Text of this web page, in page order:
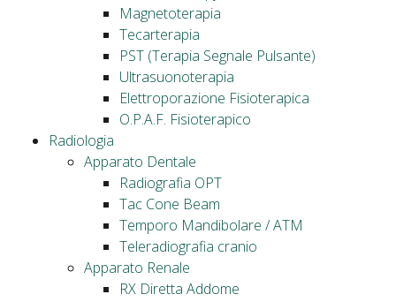
Magnetoterapia
Tecarterapia
PST (Terapia Segnale Pulsante)
Ultrasuonoterapia
Elettroporazione Fisioterapica
O.P.A.F. Fisioterapico
Radiologia
Apparato Dentale
Radiografia OPT
Tac Cone Beam
Temporo Mandibolare / ATM
Teleradiografia cranio
Apparato Renale
RX Diretta Addome